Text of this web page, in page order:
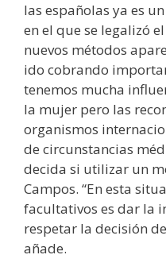
las españolas ya es
en el que se legalizó
nuevos métodos
ido cobrando
tenemos mucha
la mujer pero las
organismos
de circunstancias
decida si utilizar un
Campos. “En esta
facultativos es dar la
respetar la decisión
añade.